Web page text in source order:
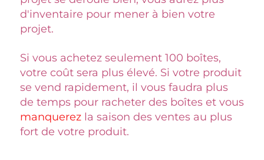
d'inventaire pour mener à bien votre
projet.
Si vous achetez seulement 100 boîtes,
votre coût sera plus élevé. Si votre produit
se vend rapidement, il vous faudra plus
manquerez la saison des ventes au plus
fort de votre produit.